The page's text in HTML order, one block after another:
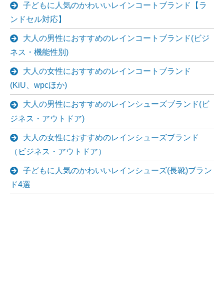
子どもに人気のかわいいレインコートブランド【ラ
ンドセル対応】
大人の男性におすすめのレインコートブランド(ビジ
ネス・機能性別)
大人の女性におすすめのレインコートブランド
(KiU、wpcほか)
大人の男性におすすめのレインシューズブランド(ビ
ジネス・アウトドア)
大人の女性におすすめのレインシューズブランド
（ビジネス・アウトドア）
子どもに人気のかわいいレインシューズ(長靴)ブラン
ド4選